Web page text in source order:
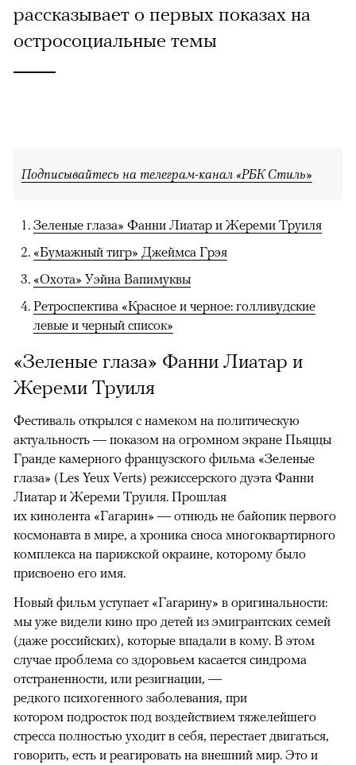
рассказывает о первых показах на
остросоциальные темы
Подписывайтесь на телеграм-канал «РБК Стиль»
Зеленые глаза» Фанни Лиатар и Жереми Труиля
«Бумажный тигр» Джеймса Грэя
«Охота» Уэйна Вапимуквы
Ретроспектива «Красное и черное: голливудские
левые и черный список»
«Зеленые глаза» Фанни Лиатар и
Жереми Труиля
Фестиваль открылся с намеком на политическую
актуальность — показом на огромном экране Пьяццы
Гранде камерного французского фильма «Зеленые
глаза» (Les Yeux Verts) режиссерского дуэта Фанни
Лиатар и Жереми Труиля. Прошлая
их кинолента «Гагарин» — отнюдь не байопик первого
космонавта в мире, а хроника сноса многоквартирного
комплекса на парижской окраине, которому было
присвоено его имя.
Новый фильм уступает «Гагарину» в оригинальности:
мы уже видели кино про детей из эмигрантских семей
(даже российских), которые впадали в кому. В этом
случае проблема со здоровьем касается синдрома
отстраненности, или резигнации, —
редкого психогенного заболевания, при
котором подросток под воздействием тяжелейшего
стресса полностью уходит в себя, перестает двигаться,
говорить, есть и реагировать на внешний мир. Это и